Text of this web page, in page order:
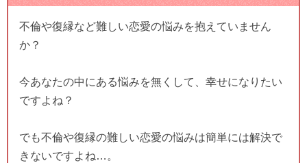
不倫や復縁など難しい恋愛の悩みを抱えていません
か？
今あなたの中にある悩みを無くして、幸せになりたい
ですよね？
でも不倫や復縁の難しい恋愛の悩みは簡単には解決で
きないですよね…。